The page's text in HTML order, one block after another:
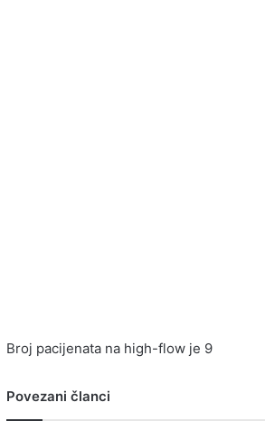
Broj pacijenata na high-flow je 9
Povezani članci